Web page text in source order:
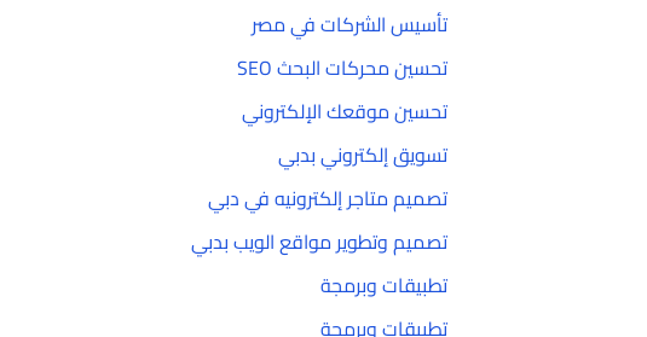
تأسيس الشركات في مصر
تحسين محركات البحث SEO
تحسين موقعك الإلكتروني
تسويق إلكتروني بدبي
تصميم متاجر إلكترونيه في دبي
تصميم وتطوير مواقع الويب بدبي
تطبيقات وبرمجة
تطبيقات وبرمجة